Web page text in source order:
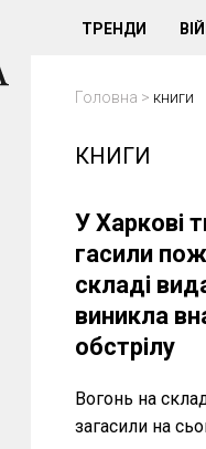
ТРЕНДИ
Головна > книги
КНИГИ
У Харкові
гасили
складі
виникла
обстрілу
Вогонь на
загасили на